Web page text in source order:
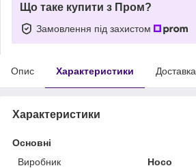
Що таке купити з Пром?
Замовлення під захистом
Опис Характеристики Доставка
Характеристики
Основні
Виробник
Hoco